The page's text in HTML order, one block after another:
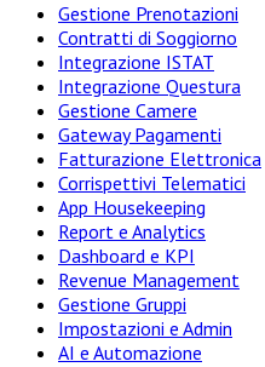
Gestione Prenotazioni
Contratti di Soggiorno
Integrazione ISTAT
Integrazione Questura
Gestione Camere
Gateway Pagamenti
Fatturazione Elettronica
Corrispettivi Telematici
App Housekeeping
Report e Analytics
Dashboard e KPI
Revenue Management
Gestione Gruppi
Impostazioni e Admin
AI e Automazione